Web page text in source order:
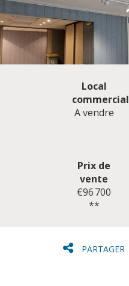
Local
commercial
A vendre
Prix de
vente
€96 700
**
PARTAGER